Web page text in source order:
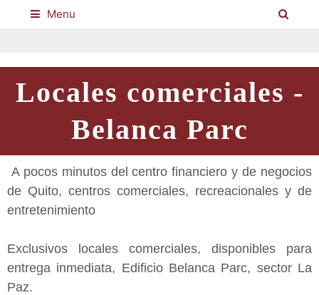
Menu
Locales comerciales -
Belanca Parc
A pocos minutos del centro financiero y de negocios
de Quito, centros comerciales, recreacionales y de
entretenimiento
Exclusivos locales comerciales, disponibles para
entrega inmediata, Edificio Belanca Parc, sector La
Paz.